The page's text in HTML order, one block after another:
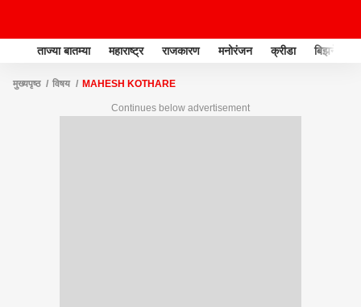
ताज्या बातम्या महाराष्ट्र राजकारण मनोरंजन क्रीडा बिझनेस
मुख्यपृष्ठ विषय MAHESH KOTHARE
Continues below advertisement